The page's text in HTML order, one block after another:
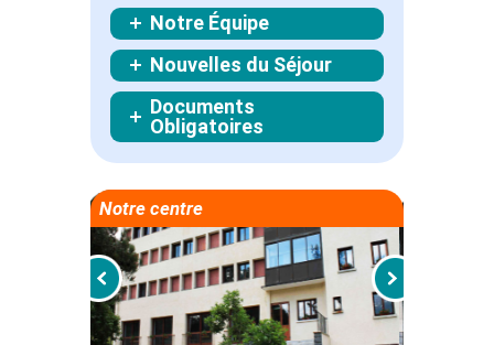
Notre Équipe
Nouvelles du Séjour
Documents
Obligatoires
Notre centre